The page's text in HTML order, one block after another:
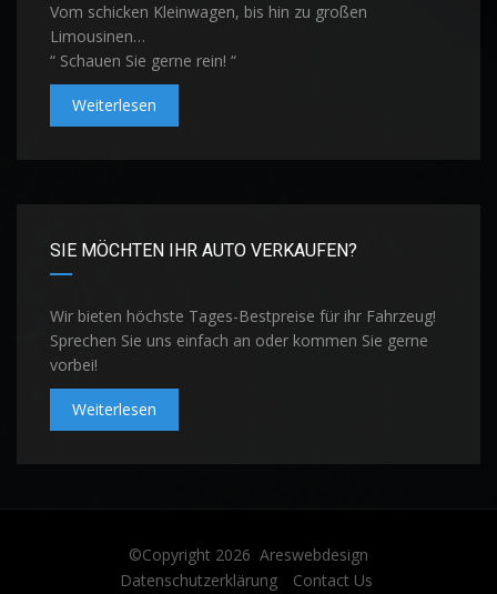
Vom schicken Kleinwagen, bis hin zu großen
Limousinen…
“ Schauen Sie gerne rein! “
Weiterlesen
SIE MÖCHTEN IHR AUTO VERKAUFEN?
Wir bieten höchste Tages-Bestpreise für ihr Fahrzeug!
Sprechen Sie uns einfach an oder kommen Sie gerne
vorbei!
Weiterlesen
©Copyright 2026 Areswebdesign
Datenschutzerklärung
Contact Us